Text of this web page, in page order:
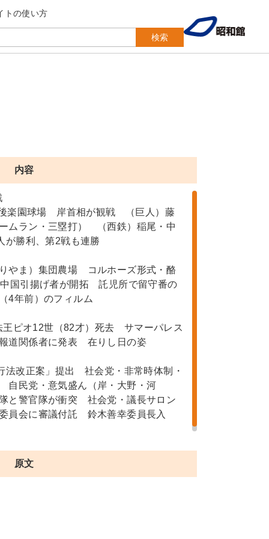
検索
トの使い方
内容
園球場 岸首相が観戦 （巨人）藤
ムラン・三塁打） （西鉄）稲尾・中
勝利、第2戦も連勝
やま）集団農場 コルホーズ形式・酪
国引揚げ者が開拓 託児所で留守番の
年前）のフィルム
ピオ12世（82才）死去 サマーパレス
道関係者に発表 在りし日の姿
改正案」提出 社会党・非常時体制・
民党・意気盛ん（岸・大野・河
と警官隊が衝突 社会党・議長サロン
員会に審議付託 鈴木善幸委員長入
原文